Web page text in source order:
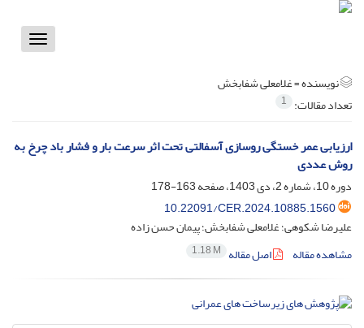
Toggle
نویسنده =غلامعلی شفابخش
تعداد مقالات: 1
ارزیابی عمر خستگی روسازی آسفالتی تحت اثر سرعت بار و فشار باد چرخ به
روش عددی
دوره 10، شماره 2، دی 1403، صفحه
163-178
10.22091/CER.2024.10885.1560
علیرضا شکوهی؛ غلامعلی شفابخش؛ پیمان حسن زاده
مشاهده مقاله
اصل مقاله 1.18 M